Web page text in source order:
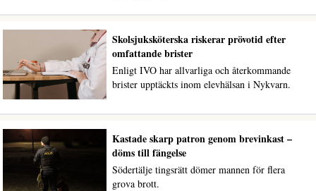
Skolsjuksköterska riskerar prövotid efter
omfattande brister
Enligt IVO har allvarliga och återkommande
brister upptäckts inom elevhälsan i Nykvarn.
Kastade skarp patron genom brevinkast –
döms till fängelse
Södertälje tingsrätt dömer mannen för flera
grova brott.